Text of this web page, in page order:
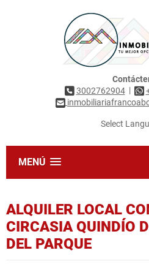
3002762904|
Select
MENÚ
ALQUILER LOCAL
CIRCASIA QUINDÍO
DEL PARQUE